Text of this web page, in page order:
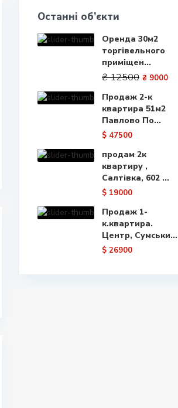
Останні об’єкти
Оренда 30м2
торгівельного
приміщен...
₴ 12500 ₴ 9000
Продаж 2-к
квартира 51м2
Павлово По...
$ 47500
продам 2к
квартиру ,
Салтівка, 602 ...
$ 19000
Продаж 1-
к.квартира.
Центр, Сумськи...
$ 26900